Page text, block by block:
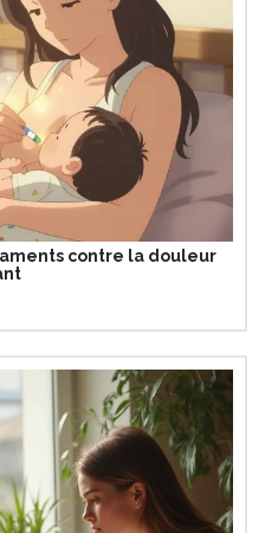
contre la douleur